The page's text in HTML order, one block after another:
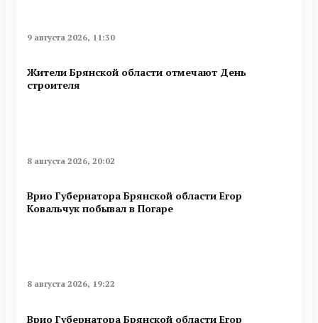
9 августа 2026, 11:30
Жители Брянской области отмечают День
строителя
8 августа 2026, 20:02
Врио Губернатора Брянской области Егор
Ковальчук побывал в Погаре
8 августа 2026, 19:22
Врио Губернатора Брянской области Егор